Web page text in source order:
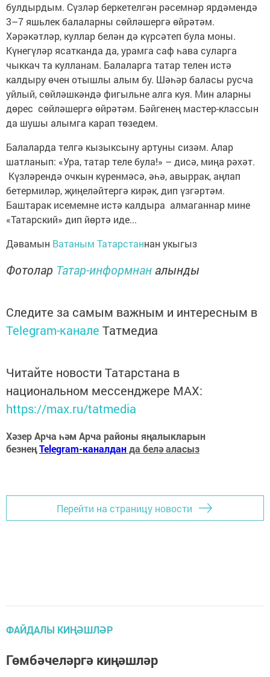
булдырдым. Сүзләр беркетелгән рәсемнәр ярдәмендә
3–7 яшьлек балаларны сөйләшергә өйрәтәм.
Хәрәкәтләр, куллар белән дә күрсәтеп була моны.
Күнегүләр ясатканда да, урамга саф һава суларга
чыккач та кулланам. Балаларга татар телен истә
калдыру өчен отышлы алым бу. Шәһәр баласы русча
уйлый, сөйләшкәндә фигыльне алга куя. Мин аларны
дөрес сөйләшергә өйрәтәм. Бәйгенең мастер-классын
да шушы алымга карап төзедем.
Балаларда телгә кызыксыну артуны сизәм. Алар
шатланып: «Ура, татар теле була!» – дисә, миңа рәхәт.
Күзләрендә очкын күренмәсә, әһә, авыррак, аңлап
бетермиләр, җиңеләйтергә кирәк, дип үзгәртәм.
Баштарак исемемне истә калдыра алмаганнар мине
«Татарский» дип йөртә иде...
Дәвамын Ватаным Татарстаннан укыгыз
Фотолар Татар-информнаналынды
Следите за самым важным и интересным в
Telegram-канале Татмедиа
Читайте новости Татарстана в
национальном мессенджере MАХ:
https://max.ru/tatmedia
Хәзер Арча һәм Арча районы яңалыкларын
безнеңTelegram-каналданда белә аласыз
Перейти на страницу новости
ФАЙДАЛЫ КИҢӘШЛӘР
Гөмбәчеләргә киңәшләр